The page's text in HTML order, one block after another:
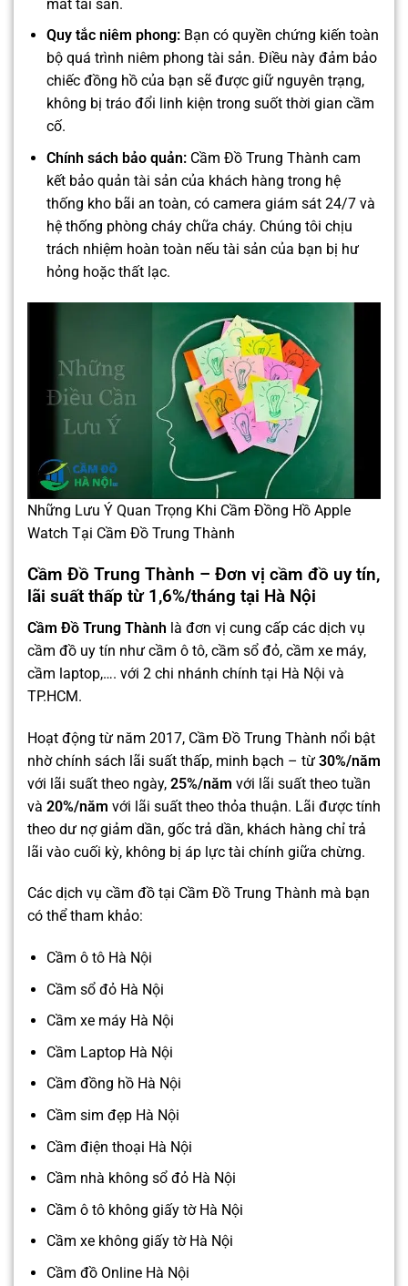
mất tài sản.
Quy tắc niêm phong:Bạn có quyền chứng kiến toàn
bộ quá trình niêm phong tài sản. Điều này đảm bảo
chiếc đồng hồ của bạn sẽ được giữ nguyên trạng,
không bị tráo đổi linh kiện trong suốt thời gian cầm
cố.
Chính sách bảo quản:Cầm Đồ Trung Thành cam
kết bảo quản tài sản của khách hàng trong hệ
thống kho bãi an toàn, có camera giám sát 24/7 và
hệ thống phòng cháy chữa cháy. Chúng tôi chịu
trách nhiệm hoàn toàn nếu tài sản của bạn bị hư
hỏng hoặc thất lạc.
Những Lưu Ý Quan Trọng Khi Cầm Đồng Hồ Apple
Watch Tại Cầm Đồ Trung Thành
Cầm Đồ Trung Thành – Đơn vị cầm đồ uy tín,
lãi suất thấp từ 1,6%/tháng tại Hà Nội
Cầm Đồ Trung Thành là đơn vị cung cấp các dịch vụ
cầm đồ uy tín như cầm ô tô, cầm sổ đỏ, cầm xe máy,
cầm laptop,…. với 2 chi nhánh chính tại Hà Nội và
TP.HCM.
Hoạt động từ năm 2017, Cầm Đồ Trung Thành nổi bật
nhờ chính sách lãi suất thấp, minh bạch – từ 30%/năm
với lãi suất theo ngày, 25%/năm với lãi suất theo tuần
và 20%/năm với lãi suất theo thỏa thuận. Lãi được tính
theo dư nợ giảm dần, gốc trả dần, khách hàng chỉ trả
lãi vào cuối kỳ, không bị áp lực tài chính giữa chừng.
Các dịch vụ cầm đồ tại Cầm Đồ Trung Thành mà bạn
có thể tham khảo:
Cầm ô tô Hà Nội
Cầm sổ đỏ Hà Nội
Cầm xe máy Hà Nội
Cầm Laptop Hà Nội
Cầm đồng hồ Hà Nội
Cầm sim đẹp Hà Nội
Cầm điện thoại Hà Nội
Cầm nhà không sổ đỏ Hà Nội
Cầm ô tô không giấy tờ Hà Nội
Cầm xe không giấy tờ Hà Nội
Cầm đồ Online Hà Nội